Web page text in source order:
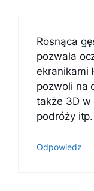
Rosnąca
pozwala
ekranikami
pozwoli na
także 3D w
podróży itp.
Odpowiedz